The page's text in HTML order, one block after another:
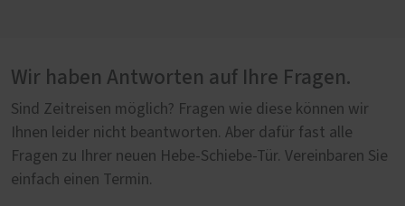
Wir haben Antworten auf Ihre Fragen.
Sind Zeitreisen möglich? Fragen wie diese können wir
Ihnen leider nicht beantworten. Aber dafür fast alle
Fragen zu Ihrer neuen Hebe-Schiebe-Tür. Vereinbaren Sie
einfach einen Termin.